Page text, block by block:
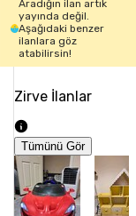
Aradığın ilan artık
yayında değil.
Aşağıdaki benzer
ilanlara göz
atabilirsin!
Zirve İlanlar
Tümünü Gör